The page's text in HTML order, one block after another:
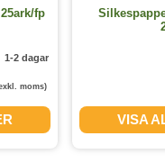
fp
1-2 dagar
moms)
VISA